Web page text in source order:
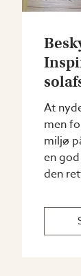
At
men
miljø
en
den